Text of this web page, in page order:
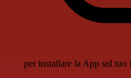
per installare la App sul tuo